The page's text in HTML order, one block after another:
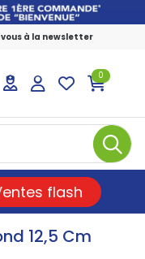
à la newsletter
pharmacie en
0
flash
12,5 Cm